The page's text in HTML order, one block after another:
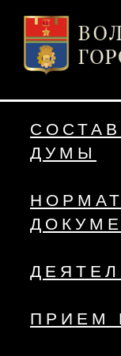
ДУМЫ
ПРИЕМ